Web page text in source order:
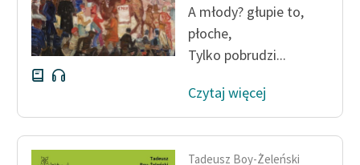
A młody? głupie to,
płoche,
Tylko pobrudzi...
Czytaj więcej
Tadeusz Boy-Żeleński